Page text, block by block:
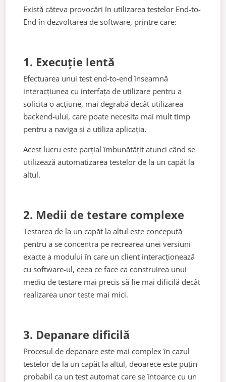
Există câteva provocări în utilizarea testelor End-to-
End în dezvoltarea de software, printre care:
1. Execuție lentă
Efectuarea unui test end-to-end înseamnă
interacțiunea cu interfața de utilizare pentru a
solicita o acțiune, mai degrabă decât utilizarea
backend-ului, care poate necesita mai mult timp
pentru a naviga și a utiliza aplicația.
Acest lucru este parțial îmbunătățit atunci când se
utilizează automatizarea testelor de la un capăt la
altul.
2. Medii de testare complexe
Testarea de la un capăt la altul este concepută
pentru a se concentra pe recrearea unei versiuni
exacte a modului în care un client interacționează
cu software-ul, ceea ce face ca construirea unui
mediu de testare mai precis să fie mai dificilă decât
realizarea unor teste mai mici.
3. Depanare dificilă
Procesul de depanare este mai complex în cazul
testelor de la un capăt la altul, deoarece este puțin
probabil ca un test automat care se întoarce cu un